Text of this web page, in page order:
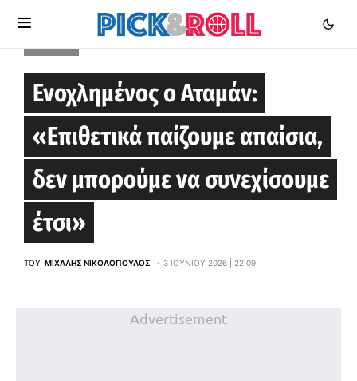
Ενοχλημένος ο Αταμάν:
«Επιθετικά παίζουμε απαίσια,
δεν μπορούμε να συνεχίσουμε
έτσι»
ΤΟΥ ΜΙΧΆΛΗΣ ΝΙΚΟΛΌΠΟΥΛΟΣ 3 ΙΟΥΝΊΟΥ 2026 | 22:09
Advertisement